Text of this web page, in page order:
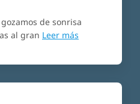
de sonrisa
al gran Leer más